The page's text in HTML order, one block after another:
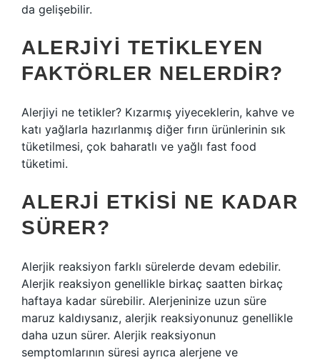
da gelişebilir.
ALERJIYI TETIKLEYEN
FAKTÖRLER NELERDIR?
Alerjiyi ne tetikler? Kızarmış yiyeceklerin, kahve ve
katı yağlarla hazırlanmış diğer fırın ürünlerinin sık
tüketilmesi, çok baharatlı ve yağlı fast food
tüketimi.
ALERJI ETKISI NE KADAR
SÜRER?
Alerjik reaksiyon farklı sürelerde devam edebilir.
Alerjik reaksiyon genellikle birkaç saatten birkaç
haftaya kadar sürebilir. Alerjeninize uzun süre
maruz kaldıysanız, alerjik reaksiyonunuz genellikle
daha uzun sürer. Alerjik reaksiyonun
semptomlarının süresi ayrıca alerjene ve